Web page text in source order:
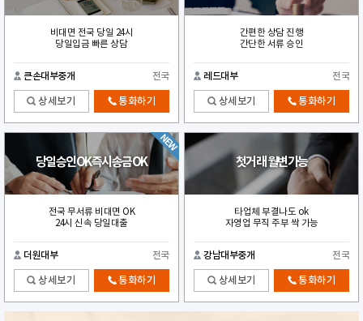
비대면 전국 당일 24시
당일입금 빠른 상담
큰손대부중개 전국
상세보기 통화하기
간편한 상담 진행
간단한 서류 승인
레드대부 전국
상세보기 통화하기
당일승인OK즉시송금OK
전국 무서류 비대면 OK
24시 신속 당일대출
더원대부 전국
상세보기 통화하기
첫거래 월변가능
타업체 부결나도 ok
자영업 무직 주부 싹 가능
강남대부중개 전국
상세보기 통화하기